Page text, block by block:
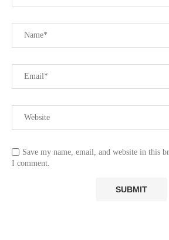
Save my name, email, and website in this
I comment.